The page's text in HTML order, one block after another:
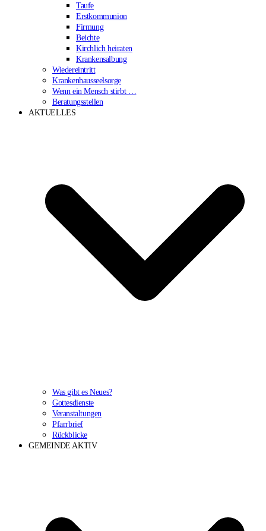
Taufe
Erstkommunion
Firmung
Beichte
Kirchlich heiraten
Krankensalbung
Wiedereintritt
Krankenhausseelsorge
Wenn ein Mensch stirbt …
Beratungsstellen
AKTUELLES
Was gibt es Neues?
Gottesdienste
Veranstaltungen
Pfarrbrief
Rückblicke
GEMEINDE AKTIV